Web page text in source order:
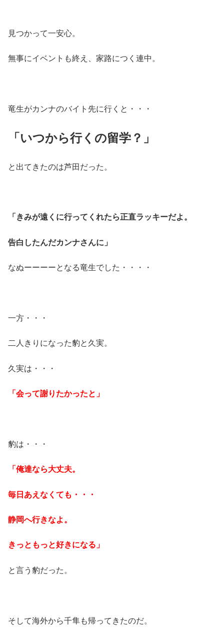
見つかって一安心。
無事にイベントも終え、家路につく連中。
竜生がカンナのバイト先に行くと・・・
「いつから行くの留学？」
と出てきたのは芦田だった。
「きみが遠くに行ってくれたら正直ラッキーだよ。
告白したんだカンナさんに」
なぬーーーーとなる竜生でした・・・・
一方・・・
二人きりになった豹と久実。
久実は・・・
「会って謝りたかったと」
豹は・・・
「俺達なら大丈夫。
毎日あえなくても・・・
静岡へ行きなよ。
きっともっと好きになる」
と言う豹だった。
そして海外から千隼も帰ってきたのだ。